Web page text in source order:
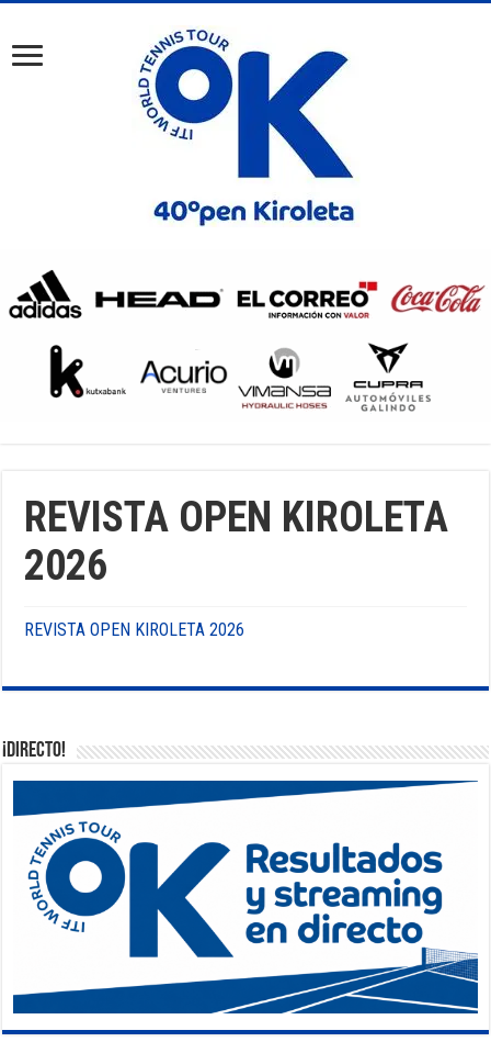
REVISTA OPEN KIROLETA
2026
REVISTA OPEN KIROLETA 2026
¡DIRECTO!